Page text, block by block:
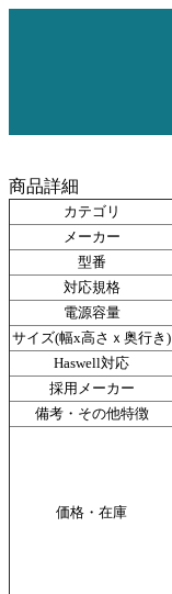
商品詳細
カテゴリ
メーカー
型番
対応規格
電源容量
サイズ(幅x高さｘ奥行き)
Haswell対応
採用メーカー
備考・その他特徴
価格・在庫